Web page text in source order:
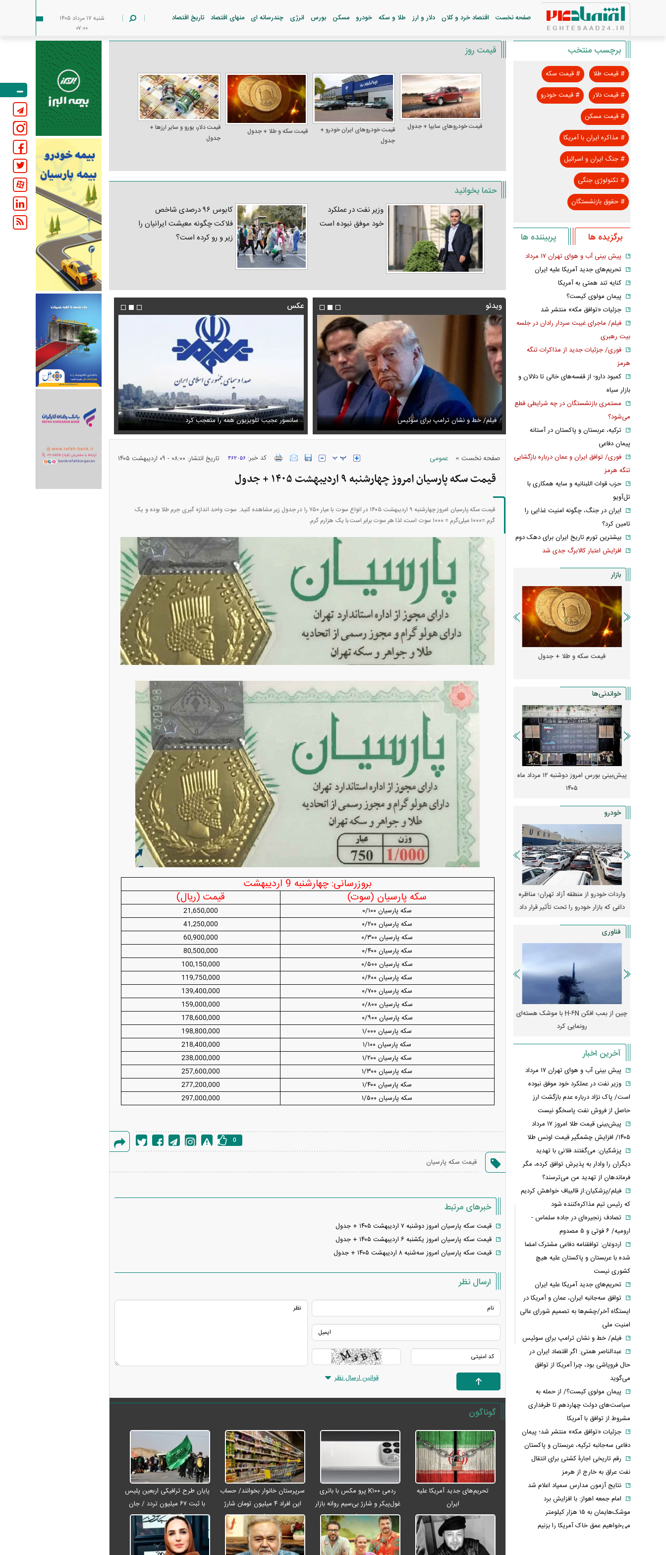
صفحه نخست اقتصاد خرد و کلان دلار و ارز طلا و سکه خودرو مسکن بورس انرژی چندرسانه ای منهای اقتصاد تاریخ اقتصاد
شنبه ۱۷ مرداد ۱۴۰۵
۰۷:۰۰
قیمت روز
قیمت خودرو‌های سایپا + جدول
قیمت خودرو‌های ایران خودرو +
جدول
قیمت سکه و طلا + جدول
قیمت دلار، یورو و سایر ارز‌ها +
جدول
حتما بخوانید
وزیر نفت در عملکرد
خود موفق نبوده است
کابوس ۹۶ درصدی شاخص
فلاکت چگونه معیشت ایرانیان را
زیر و رو کرده است؟
ویدئو
قالیباف خواهش کردیم که رئیس تیم مذاکره‌کننده
فیلم/ خط و نشان ترامپ برای سوئیس
فیلم/ توصیه رهبر شهید درباره احتمال اسارت مجتبی و مصطفی
خامنه ای
فیلم/پزشکیان:از قالیباف خواهش کردیم که رئیس
شود
عکس
جدید صابر ابر در فضای مجازی پربازدید شد عکس دیده‌نشده ظل‌السلطنه نوه ناصرالدین شاه در لباس دامادی سانسور عجیب تلویزیون همه را متعجب کرد استایل جدید صابر ابر در فضای مجازی
صفحه نخست» عمومی کد خبر: ۳۶۲۰۵۶ تاریخ انتشار: ۰۸:۰۰ - ۰۹ ارديبهشت ۱۴۰۵
قیمت سکه پارسیان امروز چهارشنبه ۹ اردیبهشت ۱۴۰۵ + جدول
قیمت سکه پارسیان امروز چهارشنبه ۹ اردیبهشت ۱۴۰۵ در انواع سوت با عیار ۷۵۰ را در جدول زیر مشاهده کنید. سوت واحد اندازه گیری جرم طلا بوده و یک
گرم =۱۰۰۰ میلی‌گرم = ۱۰۰۰ سوت است، لذا هر سوت برابر است با یک هزارم گرم.
بروزرسانی: چهارشنبه 9 اردیبهشت
سکه پارسیان (سوت)
قیمت (ریال)
سکه پارسیان ۰/۱۰۰
21,650,000
سکه پارسیان ۰/۲۰۰
41,250,000
سکه پارسیان ۰/۳۰۰
60,900,000
سکه پارسیان ۰/۴۰۰
80,500,000
سکه پارسیان ۰/۵۰۰
100,150,000
سکه پارسیان ۰/۶۰۰
119,750,000
سکه پارسیان ۰/۷۰۰
139,400,000
سکه پارسیان ۰/۸۰۰
159,000,000
سکه پارسیان ۰/۹۰۰
178,600,000
سکه پارسیان ۱/۰۰۰
198,800,000
سکه پارسیان ۱/۱۰۰
218,400,000
سکه پارسیان ۱/۲۰۰
238,000,000
سکه پارسیان ۱/۳۰۰
257,600,000
سکه پارسیان ۱/۴۰۰
277,200,000
سکه پارسیان ۱/۵۰۰
297,000,000
گزارش
0
قیمت سکه پارسیان
خبرهای مرتبط
قیمت سکه پارسیان امروز دوشنبه ۷ اردیبهشت ۱۴۰۵ + جدول
قیمت سکه پارسیان امروز یکشنبه ۶ اردیبهشت ۱۴۰۵ + جدول
قیمت سکه پارسیان امروز سه‌شنبه ۸ اردیبهشت ۱۴۰۵ + جدول
ارسال نظر
قوانین ارسال نظر
گوناگون
تحریم‌های جدید آمریکا علیه
ایران
ردمی K۱۰۰ پرو مکس با باتری
غول‌پیکر و شارژ بی‌سیم روانه بازار
می‌شود
سرپرستان خانوار بخوانند/ حساب
این افراد ۴ میلیون تومان شارژ
شد
پایان طرح ترافیکی اربعین پلیس
با ثبت ۶۷ میلیون تردد / جان
باختن ۲۴ زائر در تصادفات
اربعینی
برچسب منتخب
#قیمت طلا #قیمت سکه
#قیمت دلار #قیمت خودرو
#قیمت مسکن
# مذاکره ایران با آمریکا
#جنگ ایران و اسرائیل
#تکنولوژی جنگی
#حقوق بازنشستگان
برگزیده ها پربیننده ها
پیش بینی آب و هوای تهران ۱۷ مرداد
تحریم‌های جدید آمریکا علیه ایران
کنایه تند همتی به آمریکا
پیمان مولوی کیست؟
جزئیات «توافق مکه» منتشر شد
فیلم/ ماجرای غیبت سردار رادان در جلسه
بیت رهبری
فوری/ جزئیات جدید از مذاکرات تنگه
هرمز
کمبود دارو؛ از قفسه‌های خالی تا دلالان و
بازار سیاه
مستمری بازنشستگان در چه شرایطی قطع
می‌شود؟
ترکیه، عربستان و پاکستان در آستانه
پیمان دفاعی
فوری/ توافق ایران و عمان درباره بازگشایی
تنگه هرمز
حزب قوات اللبنانیه و سایه همکاری با
تل‌آویو
ایران در جنگ، چگونه امنیت غذایی را
تامین کرد؟
بیشترین تورم تاریخ ایران برای دهک دوم
افزایش اعتبار کالابرگ جدی شد
بازار
قیمت سکه و طلا + جدول قیمت دلار، یورو و سایر ارز‌ها + جدول قیمت خودرو‌های ایران خودرو + جدول قیمت خودرو‌های ایران خودرو + جدول قیمت سکه و طلا + جدول
خواندنی‌ها
پیش‌بینی بورس امروز دوشنبه ۱۲ مرداد ماه
۱۴۰۵
زنگ خطر انباشت نیاز در بازار مسکن؛ فنر
قیمت‌ها فشرده شده
کارنامه مردود محسن پاک‌ نژاد؛ از افت شدید
درآمد ارزی تا بازی با عزل و نصب‌ها
پیش‌بینی بورس امروز دوشنبه ۱۲ مرداد ماه
۱۴۰۵
خودرو
واردات خودرو از منطقه آزاد تهران؛ مناظره
داغی که بازار خودرو را تحت تأثیر قرار داد
قیمت خودرو وارد فاز جدید شد/ اولین
واکنش بازار به تحولات سیاسی + جدول
هجوم خودروسازان چینی به اروپا؛ آیا
کارخانه‌های بحران‌زده نجات پیدا می‌کنند؟
واردات خودرو از منطقه آزاد تهران؛ مناظره
داغی که بازار خودرو را تحت تأثیر قرار داد
فناوری
چین از بمب افکن H-۶N با موشک هسته‌ای
رونمایی کرد
پهپاد رهگیر یا موشک پدافند؛ قدرت تهدید
کدامیک بیشتر است؟
رونمایی از پوکو M ۸ پاور با باتری ۸۰۰۰
میلی‌آمپرساعتی
چین از بمب افکن H-۶N با موشک هسته‌ای
رونمایی کرد
آخرین اخبار
پیش بینی آب و هوای تهران ۱۷ مرداد
وزیر نفت در عملکرد خود موفق نبوده
است/ پاک نژاد درباره عدم بازگشت ارز
حاصل از فروش نفت پاسخگو نیست
پیش‌بینی قیمت طلا امروز ۱۷ مرداد
۱۴۰۵/ افزایش چشمگیر قیمت اونس طلا
پزشکیان: می‌گفتند فلانی با تهدید
دیگران را وادار به پذیرش توافق کرده، مگر
فرماندهان از تهدید من می‌ترسند؟
فیلم/پزشکیان:از قالیباف خواهش کردیم
که رئیس تیم مذاکره‌کننده شود
تصادف زنجیره‌ای در جاده سلماس -
ارومیه/ ۶ فوتی و ۵ مصدوم
اردوغان: توافقنامه دفاعی مشترک امضا
شده با عربستان و پاکستان علیه هیچ
کشوری نیست
تحریم‌های جدید آمریکا علیه ایران
توافق سه‌جانبه ایران، عمان و آمریکا در
ایستگاه آخر/چشم‌ها به تصمیم شورای عالی
امنیت ملی
فیلم/ خط و نشان ترامپ برای سوئیس
عبدالناصر همتی: اگر اقتصاد ایران در
حال فروپاشی بود، چرا آمریکا از توافق
می‌گوید
پیمان مولوی کیست؟/ از حمله به
سیاست‌های دولت چهاردهم تا طرفداری
مشروط از توافق با آمریکا
جزئیات «توافق مکه» منتشر شد؛ پیمان
دفاعی سه‌جانبه ترکیه، عربستان و پاکستان
رقم تاریخی اجارۀ کشتی برای انتقال
نفت عراق به خارج از هرمز
نتایج آزمون مدارس سمپاد اعلام شد
امام‌ جمعه اهواز: با افزایش برد
موشک‌هایمان به ۱۵ هزار کیلومتر
می‌خواهیم عمق خاک آمریکا را بزنیم